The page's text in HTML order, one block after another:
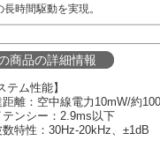
長時間駆動を実現。
商品の詳細情報
テム性能】
離：空中線電力10mW/約
ンシー：2.9ms以下
特性：30Hz-20kHz、±1dB